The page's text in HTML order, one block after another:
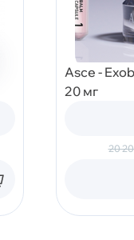
Asce -
20 мг
20